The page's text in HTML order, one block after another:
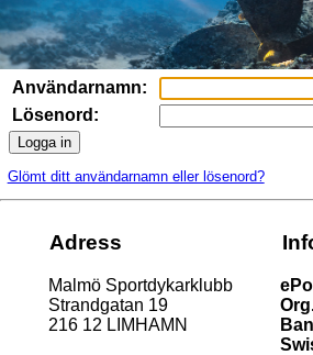
Användarnamn:
Lösenord:
Logga in
Glömt ditt användarnamn eller lösenord?
Adress
Malmö Sportdykarklubb
Strandgatan 19
216 12 LIMHAMN